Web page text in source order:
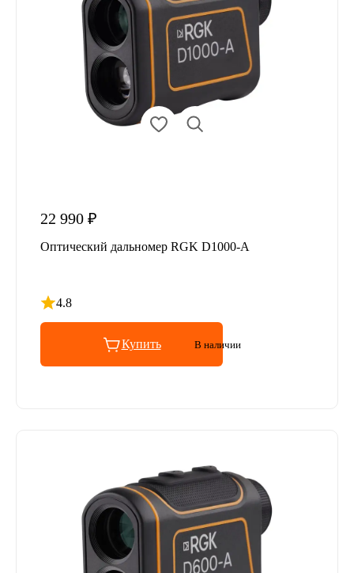
22 990 ₽
Оптический дальномер RGK D1000-A
4.8
Рейтинг 4.8 из 5
Купить В наличии